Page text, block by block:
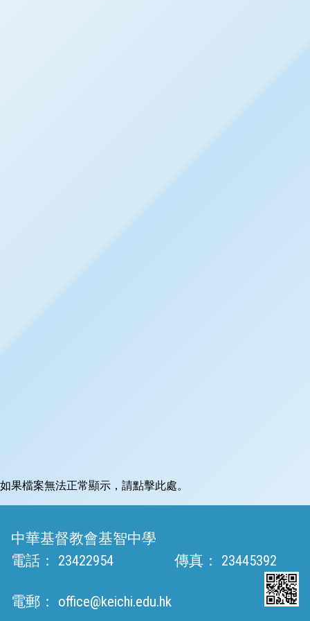
如果檔案無法正常顯示，請點擊此處。
中華基督教會基智中學
電話：
23422954 傳真： 23445392
電郵： office@keichi.edu.hk